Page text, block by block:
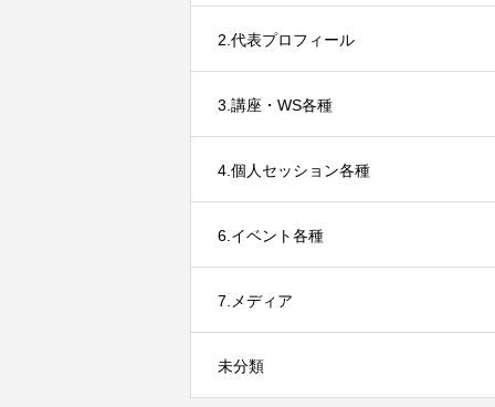
2.代表プロフィール
3.講座・WS各種
4.個人セッション各種
6.イベント各種
7.メディア
未分類